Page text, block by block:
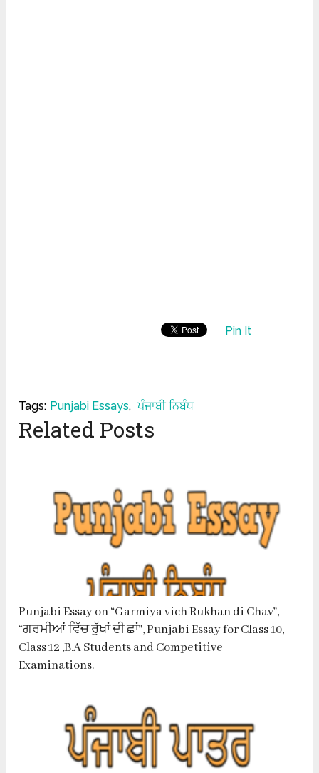
Pin It
Tags: Punjabi Essays, ਪੰਜਾਬੀ ਨਿਬੰਧ
Related Posts
Punjabi Essay on “Garmiya vich Rukhan di Chav”,
“ਗਰਮੀਆਂ ਵਿੱਚ ਰੁੱਖਾਂ ਦੀ ਛਾਂ”, Punjabi Essay for Class 10,
Class 12 ,B.A Students and Competitive
Examinations.